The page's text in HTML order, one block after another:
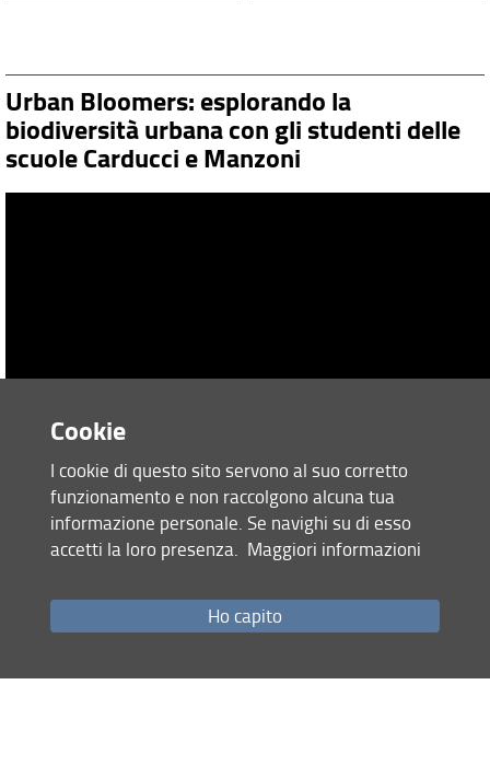
Urban Bloomers: esplorando la
biodiversità urbana con gli studenti delle
scuole Carducci e Manzoni
Il video racconta uno dei momenti del progetto di Public
cittadini, in particolare le giovani generazioni, sui benefici
ambientali che si possono ottenere avviando azioni di
Cookie
I cookie di questo sito servono al suo corretto
funzionamento e non raccolgono alcuna tua
informazione personale. Se navighi su di esso
accetti la loro presenza. Maggiori informazioni
Ho capito